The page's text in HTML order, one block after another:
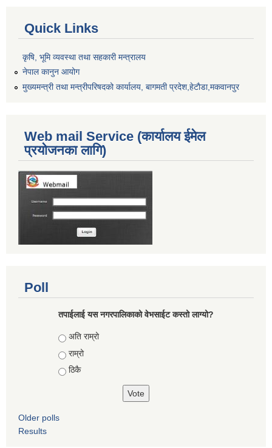
Quick Links
कृषि, भूमि व्यवस्था तथा सहकारी मन्त्रालय
नेपाल कानुन आयोग
मुख्यमन्त्री तथा मन्त्रीपरिषदको कार्यालय, बागमती प्रदेश,हेटाैडा,मकवानपुर
Web mail Service (कार्यालय ईमेल
प्रयोजनका लागि)
Poll
तपाईलाई यस नगरपालिकाको वेभसाईट कस्तो लाग्यो?
Choices
अति राम्रो
राम्रो
ठिकै
Older polls
Results